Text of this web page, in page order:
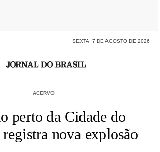
SEXTA, 7 DE AGOSTO DE 2026
ACERVO
perto da Cidade do
nova explosão